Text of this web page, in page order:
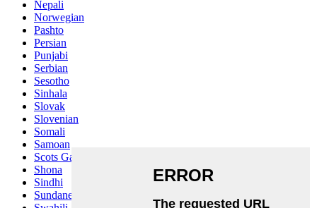
Nepali
Norwegian
Pashto
Persian
Punjabi
Serbian
Sesotho
Sinhala
Slovak
Slovenian
Somali
Samoan
Scots Gaelic
Shona
Sindhi
Sundanese